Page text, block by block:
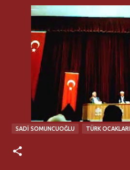
SADI SOMUNCUOĞLU TÜRK OCAKLARI